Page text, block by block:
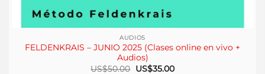
AUDIOS
FELDENKRAIS – JUNIO 2025 (Clases online en vivo +
Audios)
US$50.00 El
US$35.00El